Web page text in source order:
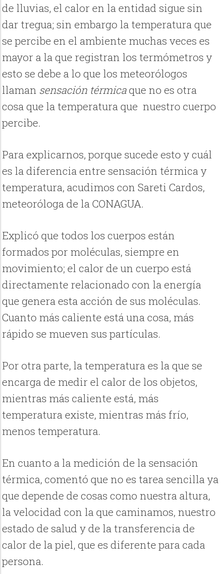
de lluvias, el calor en la entidad sigue sin
dar tregua; sin embargo la temperatura que
se percibe en el ambiente muchas veces es
mayor a la que registran los termómetros y
esto se debe a lo que los meteorólogos
llaman sensación térmicaque no es otra
cosa que la temperatura que nuestro cuerpo
percibe.
Para explicarnos, porque sucede esto y cuál
es la diferencia entre sensación térmica y
temperatura, acudimos con Sareti Cardos,
meteoróloga de la CONAGUA.
Explicó que todos los cuerpos están
formados por moléculas, siempre en
movimiento; el calor de un cuerpo está
directamente relacionado con la energía
que genera esta acción de sus moléculas.
Cuanto más caliente está una cosa, más
rápido se mueven sus partículas.
Por otra parte, la temperatura es la que se
encarga de medir el calor de los objetos,
mientras más caliente está, más
temperatura existe, mientras más frío,
menos temperatura.
En cuanto a la medición de la sensación
térmica, comentó que no es tarea sencilla ya
que depende de cosas como nuestra altura,
la velocidad con la que caminamos, nuestro
estado de salud y de la transferencia de
calor de la piel, que es diferente para cada
persona.